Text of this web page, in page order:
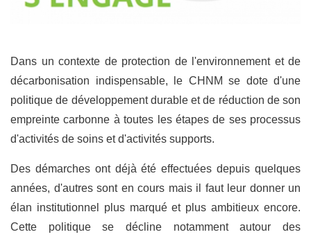
Dans un contexte de protection de l'environnement et de
décarbonisation indispensable, le CHNM se dote d'une
politique de développement durable et de réduction de son
empreinte carbonne à toutes les étapes de ses processus
d'activités de soins et d'activités supports.
Des démarches ont déjà été effectuées depuis quelques
années, d'autres sont en cours mais il faut leur donner un
élan institutionnel plus marqué et plus ambitieux encore.
Cette politique se décline notamment autour des